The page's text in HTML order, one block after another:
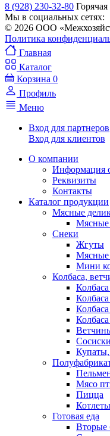
8 (928) 230-32-80
Мы в социальных сетях:
© 2026 ООО
Политика
Главная
Каталог
Корзина 0
Профиль
Меню
Вход для партнеров
Вход для клиентов
О компании
Информация
Реквизиты
Контакты
Каталог продукции
Мясные
Мясные
Снеки
Жгуты
Мини
Колбаса,
Купаты,
Мясо
Пицца
Готовая еда
Вторые